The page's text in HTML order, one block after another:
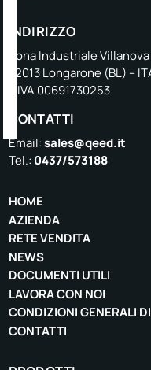
INDIRIZZO
Zona Industriale Villanova
32013 Longarone (BL) –
P.IVA 00691730253
CONTATTI
Email:sales@qeed.it
Tel.: 0437/573188
HOME
AZIENDA
RETE VENDITA
NEWS
DOCUMENTI UTILI
LAVORA CON NOI
CONDIZIONI GENERALI
CONTATTI